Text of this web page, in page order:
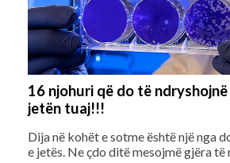
16 njohuri që do të
jetën tuaj!!!
Dija në kohët e sotme është një nga
e jetës. Ne çdo ditë mesojmë gjëra të